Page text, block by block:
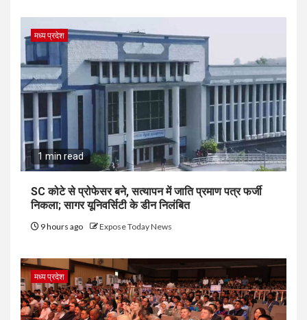
मध्य प्रदेश
1 min read
SC कोटे से प्रोफेसर बने, सत्यापन में जाति प्रमाण पत्र फर्जी
निकला; सागर यूनिवर्सिटी के डीन निलंबित
9 hours ago Expose Today News
मध्य प्रदेश